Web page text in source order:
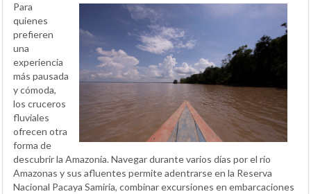
Para
quienes
prefieren
una
experiencia
más pausada
y cómoda,
los cruceros
fluviales
ofrecen otra
forma de
descubrir la Amazonía. Navegar durante varios días por el río
Amazonas y sus afluentes permite adentrarse en la Reserva
Nacional Pacaya Samiria, combinar excursiones en embarcaciones